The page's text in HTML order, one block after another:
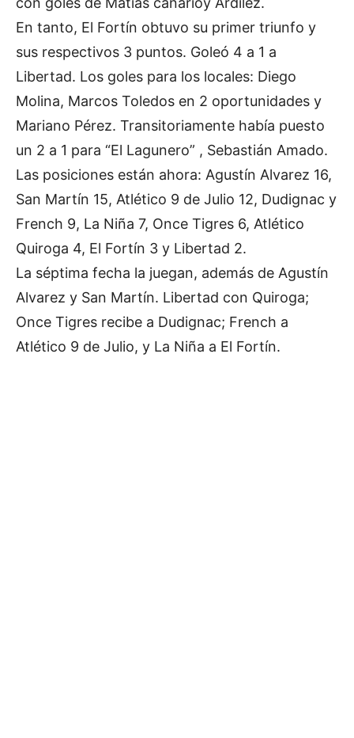
En tanto, El Fortín obtuvo su primer triunfo y
sus respectivos 3 puntos. Goleó 4 a 1 a
Libertad. Los goles para los locales: Diego
Molina, Marcos Toledos en 2 oportunidades y
Mariano Pérez. Transitoriamente había puesto
un 2 a 1 para “El Lagunero” , Sebastián Amado.
Las posiciones están ahora: Agustín Alvarez 16,
San Martín 15, Atlético 9 de Julio 12, Dudignac y
French 9, La Niña 7, Once Tigres 6, Atlético
Quiroga 4, El Fortín 3 y Libertad 2.
La séptima fecha la juegan, además de Agustín
Alvarez y San Martín. Libertad con Quiroga;
Once Tigres recibe a Dudignac; French a
Atlético 9 de Julio, y La Niña a El Fortín.